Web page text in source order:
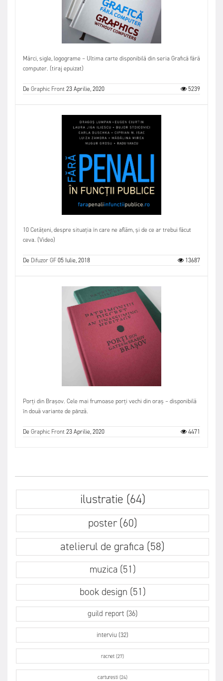
Mărci, sigle, logograme – Ultima carte disponibilă din seria Grafică fără
computer. (tiraj epuizat)
DeGraphic Front23 Aprilie, 2020 5239
10 Cetățeni, despre situația în care ne aflăm, și de ce ar trebui făcut
ceva. (Video)
De Difuzor GF05 Iulie, 2018 13687
Porți din Brașov. Cele mai frumoase porți vechi din oraș – disponibilă
în două variante de pânză.
DeGraphic Front23 Aprilie, 2020 4471
ilustratie (64)
poster (60)
atelierul de grafica (58)
muzica (51)
book design (51)
guild report (36)
interviu (32)
racnet (27)
carturesti (24)